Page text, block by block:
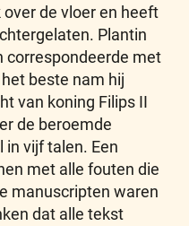
de vloer en heeft
Plantin
correspondeerde met
beste nam hij
van koning Filips II
de beroemde
in vijf talen. Een
met alle fouten die
manuscripten waren
dat alle tekst